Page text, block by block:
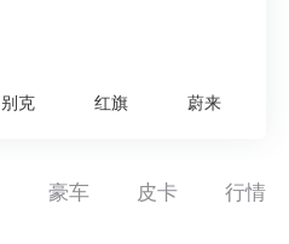
别克 红旗 蔚来
豪车 皮卡 行情